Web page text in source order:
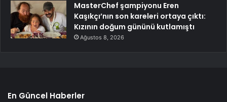
MasterChef şampiyonu Eren
Kaşıkçı’nın son kareleri ortaya çıktı:
Kızının doğum gününü kutlamıştı
Ağustos 8, 2026
En Güncel Haberler